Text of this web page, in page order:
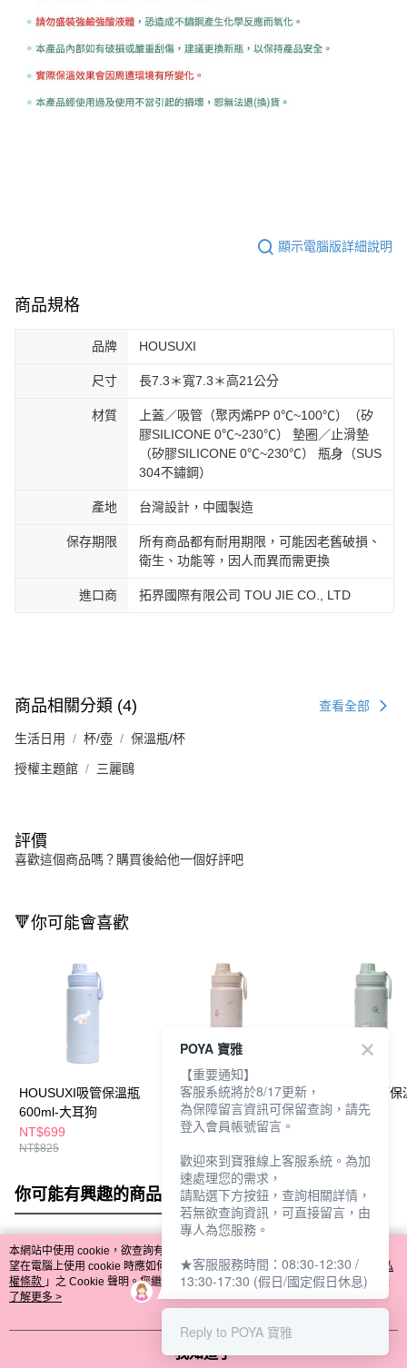
顯示電腦版詳細說明
商品規格
品牌 HOUSUXI
尺寸 長7.3＊寬7.3＊高21公分
材質
上蓋／吸管（聚丙烯PP 0℃~100℃）（矽
膠SILICONE 0℃~230℃） 墊圈／止滑墊
（矽膠SILICONE 0℃~230℃） 瓶身（SUS
304不鏽鋼）
產地 台灣設計，中國製造
保存期限
所有商品都有耐用期限，可能因老舊破損、
衛生、功能等，因人而異而需更換
進口商 拓界國際有限公司 TOU JIE CO., LTD
商品相關分類 (4) 查看全部
生活日用 杯/壺 保溫瓶/杯
授權主題館 三麗鷗
評價
喜歡這個商品嗎？購買後給他一個好評吧
🔻你可能會喜歡
HOUSUXI吸管保溫瓶
600ml-大耳狗
NT$699
NT$825
HOUSUXI吸管保溫瓶
600ml-奇奇蒂蒂
NT$699
HOUSUXI吸管保
600ml-三眼怪
你可能有興趣的商品 全站排行
熱門標籤
本網站中使用 cookie，欲查詢有關本網站使用 cookie 方式之詳情，及若您不希
望在電腦上使用 cookie 時應如何變更電腦的 cookie 設定，請參閱本網站「
隱私
權條款 」之 Cookie 聲明。您繼續使用本網站即表示您同意本公司得按本網站使
用條款之 Cookie 聲明使用 cookie。
了解更多 >
我知道了
POYA 寶雅
【重要通知】
客服系統將於8/17更新，
為保障留言資訊可保留查詢，請先
登入會員帳號留言。
歡迎來到寶雅線上客服系統。為加
速處理您的需求，
請點選下方按鈕，查詢相關詳情，
若無欲查詢資訊，可直接留言，由
專人為您服務。
★客服服務時間：08:30-12:30 /
13:30-17:30 (假日/國定假日休息)
Reply to POYA 寶雅